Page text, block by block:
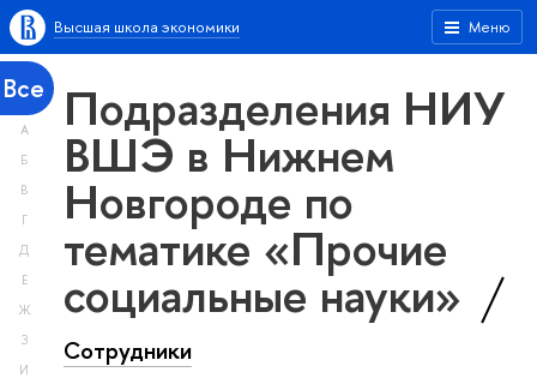
Меню
Высшая школа экономики
Все
А
Б
В
Г
Д
Е
Ж
З
И
Подразделения НИУ
ВШЭ в Нижнем
Новгороде по
тематике «Прочие
социальные науки»
Сотрудники